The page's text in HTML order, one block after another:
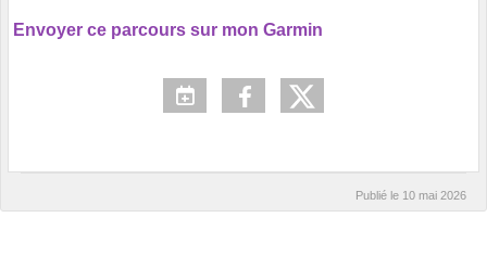
Envoyer ce parcours sur mon Garmin
Publié le 10 mai 2026